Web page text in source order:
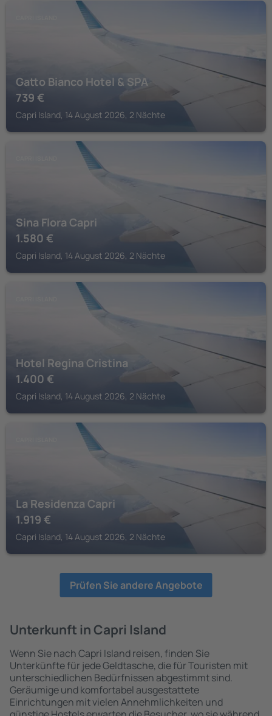
Gatto Bianco Hotel & SPA
739 €
Capri Island, 14 August 2026, 2 Nächte
Sina Flora Capri
1.580 €
Capri Island, 14 August 2026, 2 Nächte
Hotel Regina Cristina
1.400 €
Capri Island, 14 August 2026, 2 Nächte
La Residenza Capri
1.919 €
Capri Island, 14 August 2026, 2 Nächte
Prüfen Sie andere Angebote
Unterkunft in Capri Island
Wenn Sie nach Capri Island reisen, finden Sie
Unterkünfte für jede Geldtasche, die für Touristen mit
unterschiedlichen Bedürfnissen abgestimmt sind.
Geräumige und komfortabel ausgestattete
Einrichtungen mit vielen Annehmlichkeiten und